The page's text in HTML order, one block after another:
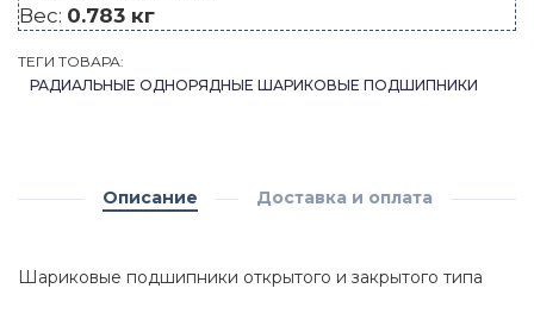
Вес: 0.783 кг
ТЕГИ ТОВАРА:
РАДИАЛЬНЫЕ ОДНОРЯДНЫЕ ШАРИКОВЫЕ ПОДШИПНИКИ
Описание Доставка и оплата
Шариковые подшипники открытого и закрытого типа